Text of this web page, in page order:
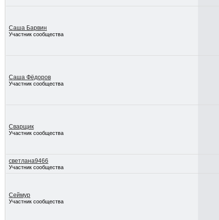
Саша Барвин
Участник сообщества
Саша Фёдоров
Участник сообщества
Сварщик
Участник сообщества
светлана9466
Участник сообщества
Сеймур
Участник сообщества